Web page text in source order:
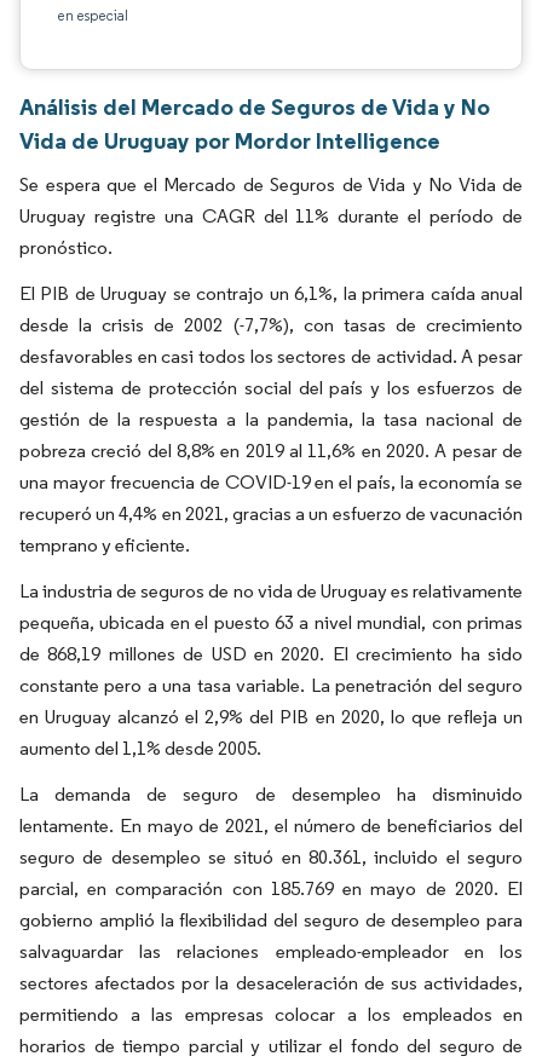
en especial
Análisis del Mercado de Seguros de Vida y No
Vida de Uruguay por Mordor Intelligence
Se espera que el Mercado de Seguros de Vida y No Vida de
Uruguay registre una CAGR del 11% durante el período de
pronóstico.
El PIB de Uruguay se contrajo un 6,1%, la primera caída anual
desde la crisis de 2002 (-7,7%), con tasas de crecimiento
desfavorables en casi todos los sectores de actividad. A pesar
del sistema de protección social del país y los esfuerzos de
gestión de la respuesta a la pandemia, la tasa nacional de
pobreza creció del 8,8% en 2019 al 11,6% en 2020. A pesar de
una mayor frecuencia de COVID-19 en el país, la economía se
recuperó un 4,4% en 2021, gracias a un esfuerzo de vacunación
temprano y eficiente.
La industria de seguros de no vida de Uruguay es relativamente
pequeña, ubicada en el puesto 63 a nivel mundial, con primas
de 868,19 millones de USD en 2020. El crecimiento ha sido
constante pero a una tasa variable. La penetración del seguro
en Uruguay alcanzó el 2,9% del PIB en 2020, lo que refleja un
aumento del 1,1% desde 2005.
La demanda de seguro de desempleo ha disminuido
lentamente. En mayo de 2021, el número de beneficiarios del
seguro de desempleo se situó en 80.361, incluido el seguro
parcial, en comparación con 185.769 en mayo de 2020. El
gobierno amplió la flexibilidad del seguro de desempleo para
salvaguardar las relaciones empleado-empleador en los
sectores afectados por la desaceleración de sus actividades,
permitiendo a las empresas colocar a los empleados en
horarios de tiempo parcial y utilizar el fondo del seguro de